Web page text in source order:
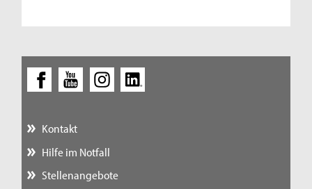
Kontakt
Hilfe im Notfall
Stellenangebote